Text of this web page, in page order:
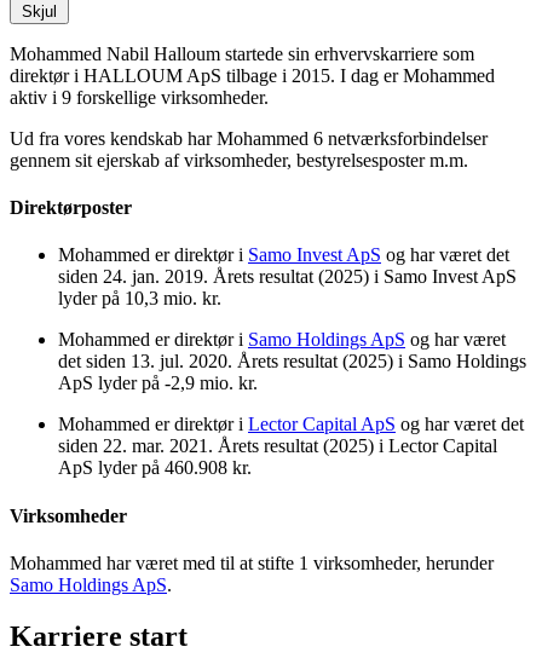
Skjul
Mohammed Nabil Halloum startede sin erhvervskarriere som
direktør i HALLOUM ApS tilbage i 2015. I dag er Mohammed
aktiv i 9 forskellige virksomheder.
Ud fra vores kendskab har Mohammed 6 netværksforbindelser
gennem sit ejerskab af virksomheder, bestyrelsesposter m.m.
Direktørposter
Mohammed er direktør i Samo Invest ApS og har været det
siden 24. jan. 2019. Årets resultat (2025) i Samo Invest ApS
lyder på 10,3 mio. kr.
Mohammed er direktør i Samo Holdings ApS og har været
det siden 13. jul. 2020. Årets resultat (2025) i Samo Holdings
ApS lyder på -2,9 mio. kr.
Mohammed er direktør i Lector Capital ApS og har været det
siden 22. mar. 2021. Årets resultat (2025) i Lector Capital
ApS lyder på 460.908 kr.
Virksomheder
Mohammed har været med til at stifte 1 virksomheder, herunder
Samo Holdings ApS.
Karriere start